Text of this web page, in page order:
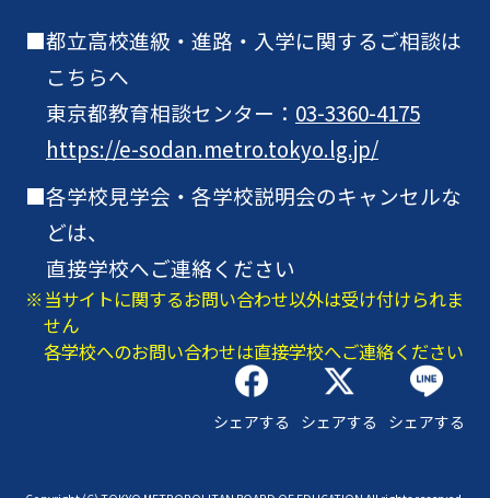
都立高校進級・進路・入学に関するご相談は
こちらへ
東京都教育相談センター： 03-3360-4175
https://e-sodan.metro.tokyo.lg.jp/
各学校見学会・各学校説明会のキャンセルな
どは、
直接学校へご連絡ください
当サイトに関するお問い合わせ以外は受け付けられま
せん
各学校へのお問い合わせは直接学校へご連絡ください
シェアする シェアする シェアする